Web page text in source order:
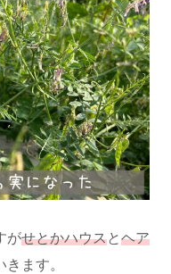
がせとかハウスとヘア
ます。